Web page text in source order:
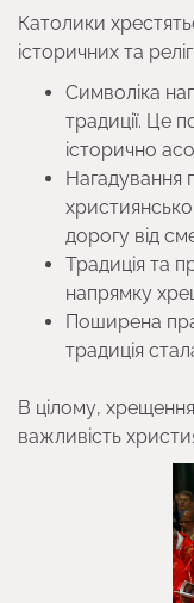
Католики
історичних та
Символіка
традиції. Це
історично
Нагадування
дорогу від
Традиція та
напрямку
Поширена
традиція
В цілому,
важливість